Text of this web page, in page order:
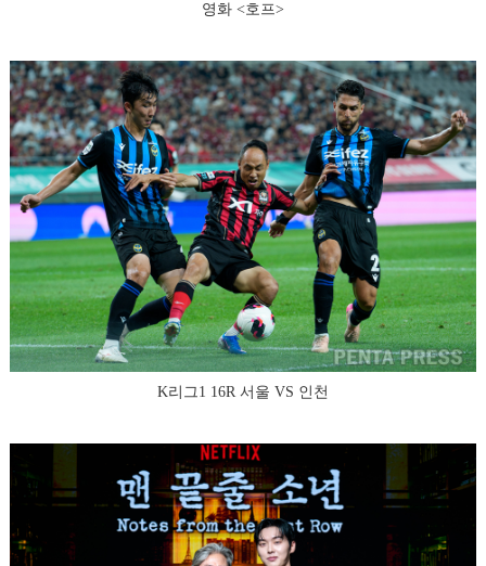
영화 <호프>
K리그1 16R 서울 VS 인천